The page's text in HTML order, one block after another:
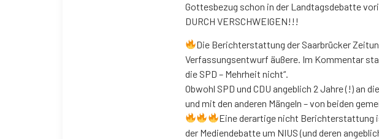
Gottesbezug schon in der Landtagsdebatte
DURCH VERSCHWEIGEN!!!
Die Berichterstattung der Saarbrücker
Verfassungsentwurf äußere. Im Kommentar
die SPD – Mehrheit nicht“.
Obwohl SPD und CDU angeblich 2 Jahre (!) an
und mit den anderen Mängeln – von beiden
Eine derartige nicht Berichterstattung
der Mediendebatte um NIUS (und deren